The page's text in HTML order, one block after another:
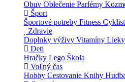
Obuv Oblečenie Parfémy
Šport
Športové potreby Fitness
Zdravie
Doplnky výživy Vitamíny Lieky
Deti
Hračky Lego Škola
Voľný čas
Hobby Cestovanie Knihy